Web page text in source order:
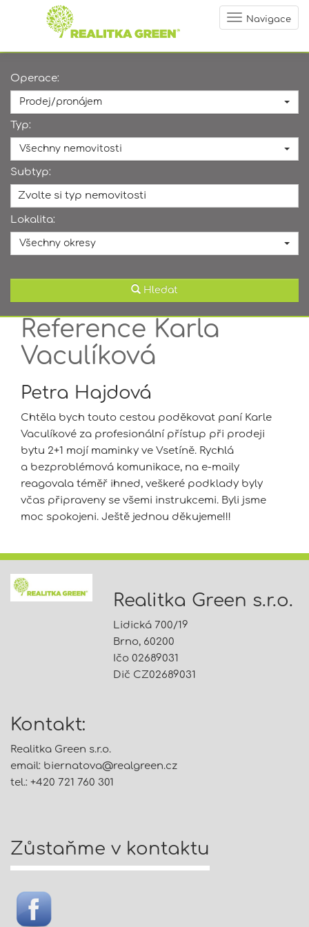
Navigace
Operace:
Prodej/pronájem
Typ:
Všechny nemovitosti
Subtyp:
Zvolte si typ nemovitosti
Lokalita:
Všechny okresy
Hledat
Reference Karla
Vaculíková
Petra Hajdová
Chtěla bych touto cestou poděkovat paní Karle
Vaculíkové za profesionální přístup při prodeji
bytu 2+1 mojí maminky ve Vsetíně. Rychlá
a bezproblémová komunikace, na e-maily
reagovala téměř ihned, veškeré podklady byly
včas připraveny se všemi instrukcemi. Byli jsme
moc spokojeni. Ještě jednou děkujeme!!!
Realitka Green s.r.o.
Lidická 700/19
Brno, 60200
Ičo 02689031
Dič CZ02689031
Kontakt:
Realitka Green s.r.o.
email: biernatova@realgreen.cz
tel.: +420 721 760 301
Zůstaňme v kontaktu